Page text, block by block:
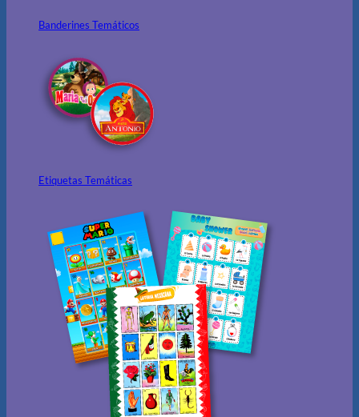
Banderines Temáticos
Etiquetas Temáticas